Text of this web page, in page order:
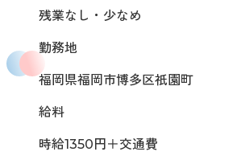
残業なし・少なめ
勤務地
福岡県福岡市博多区祇園町
給料
時給1350円＋交通費